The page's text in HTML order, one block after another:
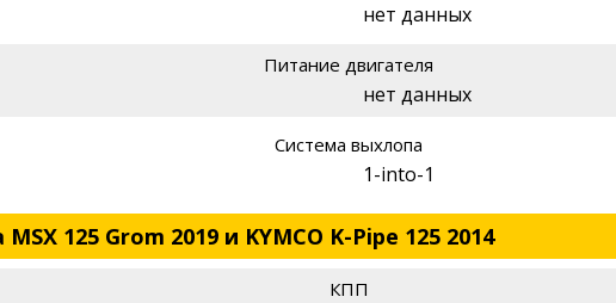
нет данных
Питание двигателя
нет данных
Система выхлопа
1-into-1
125 Grom 2019 и KYMCO K-Pipe 125 2014
КПП